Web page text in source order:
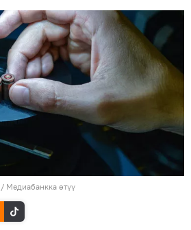
/ Медиабанкка өтүү